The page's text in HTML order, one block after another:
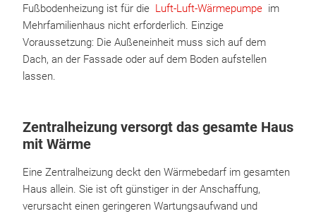
Fußbodenheizung ist für die Luft-Luft-Wärmepumpe im
Mehrfamilienhaus nicht erforderlich. Einzige
Voraussetzung: Die Außeneinheit muss sich auf dem
Dach, an der Fassade oder auf dem Boden aufstellen
lassen.
Zentralheizung versorgt das gesamte Haus
mit Wärme
Eine Zentralheizung deckt den Wärmebedarf im gesamten
Haus allein. Sie ist oft günstiger in der Anschaffung,
verursacht einen geringeren Wartungsaufwand und